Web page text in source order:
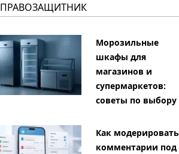
ПРАВОЗАЩИТНИК
Морозильные
шкафы для
магазинов и
супермаркетов:
советы по выбору
Как модерировать
комментарии под